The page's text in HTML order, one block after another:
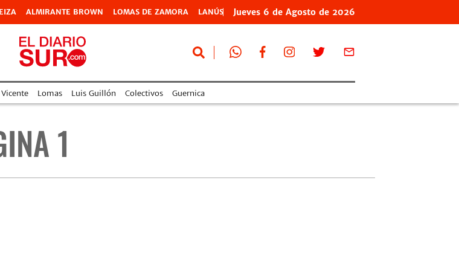
ALMIRANTE BROWN LOMAS DE ZAMORA LANÚS Jueves 6 de Agosto de 2026
Vicente Lomas Luis Guillón Colectivos Guernica
1